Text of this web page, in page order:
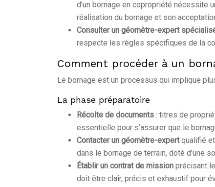
d’un bornage en copropriété nécessite
réalisation du bornage et son
Consulter un géomètre-expert
respecte les règles spécifiques de la
Comment procéder à un
Le bornage est un processus qui implique
La phase préparatoire
Récolte de documents : titres de
essentielle pour s’assurer que le
Contacter un géomètre-expertqualifié
dans le bornage de terrain, doté d’une
Établir un contrat de mission précisant
doit être clair, précis et exhaustif pour